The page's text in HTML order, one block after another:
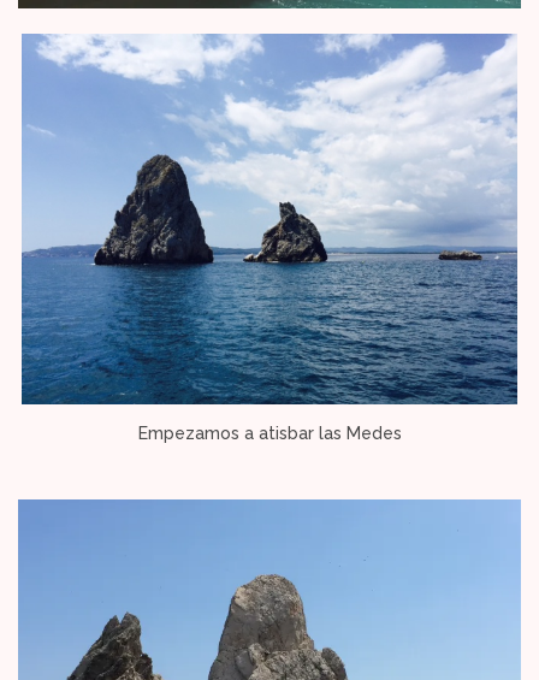
Empezamos a atisbar las Medes